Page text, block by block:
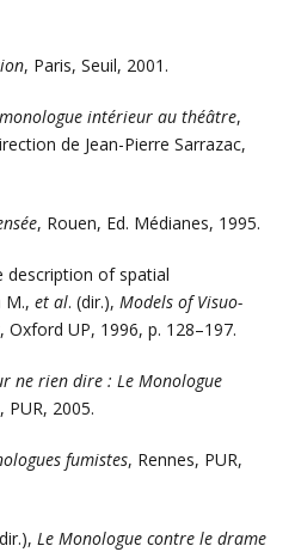
, Paris, Seuil, 2001.
intérieur au théâtre,
de Jean-Pierre Sarrazac,
, Rouen, Ed. Médianes, 1995.
description of spatial
M.,et al. (dir.),Models of Visuo-
Oxford UP, 1996, p. 128–197.
ne rien dire : Le Monologue
PUR, 2005.
fumistes, Rennes, PUR,
Le Monologue contre le drame